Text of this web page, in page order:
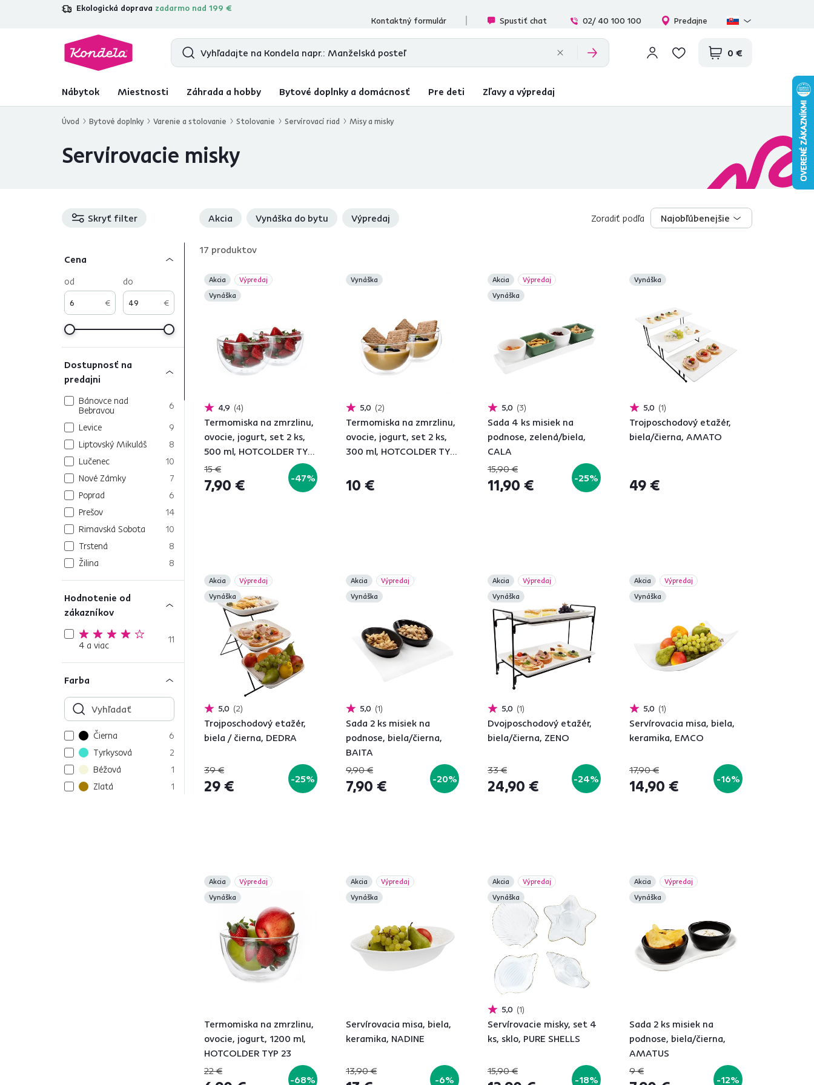
Ekologická doprava zadarmo nad 199 €
4,7 31 211overených produktových recenzií
Kontaktný formulár
Spustiť chat 02/ 40 100 100 Predajne
0 €
Nábytok Miestnosti Záhrada a hobby Bytové doplnky a domácnosť Pre deti Zľavy a výpredaj
Úvod Bytové doplnky Varenie a stolovanie Stolovanie Servírovací riad Misy a misky
Servírovacie misky
Skryť filter Akcia Vynáška do bytu Výpredaj Najobľúbenejšie
Zoradiť podľa Najobľúbenejšie
Cena
€
od
€
do
Dostupnosť na
predajni
Bánovce nad
Bebravou
6
Levice
9
Liptovský Mikuláš
8
Lučenec
10
Nové Zámky
7
Poprad
6
Prešov
14
Rimavská Sobota
10
Trstená
8
Žilina
8
Hodnotenie od
zákazníkov
4 a viac 11
Farba
Čierna
6
Tyrkysová
2
Béžová
1
Zlatá
1
17 produktov
Akcia
Výpredaj
Vynáška
4,9 4
Termomiska na zmrzlinu,
ovocie, jogurt, set 2 ks,
500 ml, HOTCOLDER TYP
22
15 €
7,90 € -47%
Vynáška
5,0 2
Termomiska na zmrzlinu,
ovocie, jogurt, set 2 ks,
300 ml, HOTCOLDER TYP
10 €
Akcia
Výpredaj
Vynáška
5,0 3
Sada 4 ks misiek na
podnose, zelená/biela,
CALA
15,90 €
11,90 € -25%
Vynáška
5,0 1
Trojposchodový etažér,
biela/čierna, AMATO
49 €
Akcia
Výpredaj
Vynáška
5,0 2
Trojposchodový etažér,
biela / čierna, DEDRA
39 €
29 € -25%
Akcia
Výpredaj
Vynáška
5,0 1
Sada 2 ks misiek na
podnose, biela/čierna,
BAITA
9,90 €
7,90 € -20%
Akcia
Výpredaj
Vynáška
5,0 1
Dvojposchodový etažér,
biela/čierna, ZENO
33 €
24,90 € -24%
Akcia
Výpredaj
Vynáška
5,0 1
Servírovacia misa, biela,
keramika, EMCO
17,90 €
14,90 € -16%
Akcia
Výpredaj
Vynáška
Termomiska na zmrzlinu,
ovocie, jogurt, 1200 ml,
HOTCOLDER TYP 23
22 €
-68%
Akcia
Výpredaj
Vynáška
Servírovacia misa, biela,
keramika, NADINE
13,90 €
-6%
Akcia
Výpredaj
Vynáška
5,0 1
Servírovacie misky, set 4
ks, sklo, PURE SHELLS
15,90 €
-18%
Akcia
Výpredaj
Vynáška
Sada 2 ks misiek na
podnose, biela/čierna,
AMATUS
9 €
-12%